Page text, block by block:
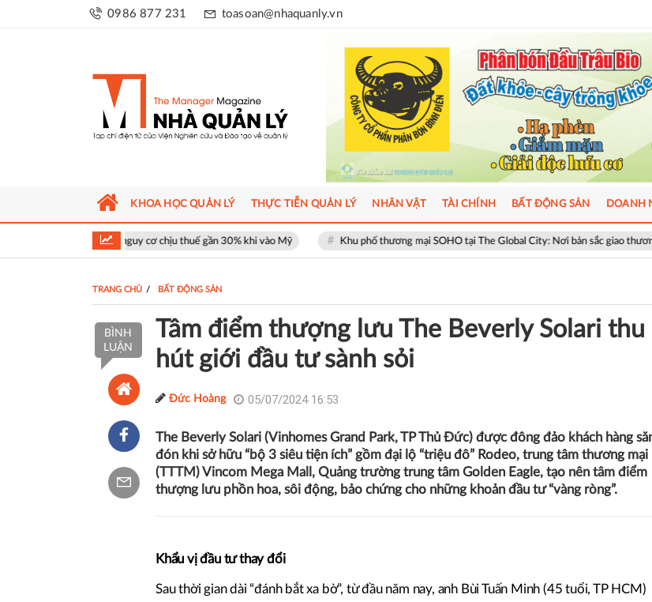
0986 877 231 toasoan@nhaquanly.vn
mặt nguy cơ chịu thuế gần 30% khi vào Mỹ Khu phố thương mại SOHO tại The Global City: Nơi bản sắc giao thương song hành nhịp
KHOA HỌC QUẢN LÝ THỰC TIỄN QUẢN LÝ NHÂN VẬT TÀI CHÍNH BẤT ĐỘNG SẢN DOANH
TRANG CHỦ BẤT ĐỘNG SẢN
BÌNH
LUẬN
Tâm điểm thượng lưu The Beverly Solari thu
hút giới đầu tư sành sỏi
Đức Hoàng 05/07/2024 16:53
The Beverly Solari (Vinhomes Grand Park, TP Thủ Đức) được đông đảo khách hàng
đón khi sở hữu “bộ 3 siêu tiện ích” gồm đại lộ “triệu đô” Rodeo, trung tâm thương mại
(TTTM) Vincom Mega Mall, Quảng trường trung tâm Golden Eagle, tạo nên tâm điểm
thượng lưu phồn hoa, sôi động, bảo chứng cho những khoản đầu tư “vàng ròng”.
Khẩu vị đầu tư thay đổi
Sau thời gian dài “đánh bắt xa bờ”, từ đầu năm nay, anh Bùi Tuấn Minh (45 tuổi, TP HCM)